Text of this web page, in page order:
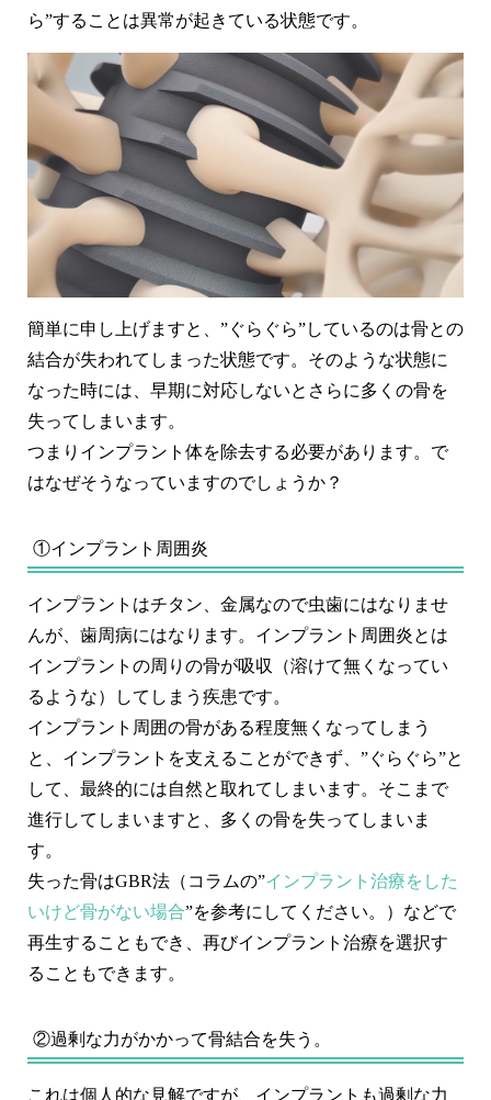
ら”することは異常が起きている状態です。
簡単に申し上げますと、”ぐらぐら”しているのは骨との
結合が失われてしまった状態です。そのような状態に
なった時には、早期に対応しないとさらに多くの骨を
失ってしまいます。
つまりインプラント体を除去する必要があります。で
はなぜそうなっていますのでしょうか？
①インプラント周囲炎
インプラントはチタン、金属なので虫歯にはなりませ
んが、歯周病にはなります。インプラント周囲炎とは
インプラントの周りの骨が吸収（溶けて無くなってい
るような）してしまう疾患です。
インプラント周囲の骨がある程度無くなってしまう
と、インプラントを支えることができず、”ぐらぐら”と
して、最終的には自然と取れてしまいます。そこまで
進行してしまいますと、多くの骨を失ってしまいま
す。
失った骨はGBR法（コラムの”インプラント治療をした
いけど骨がない場合”を参考にしてください。）などで
再生することもでき、再びインプラント治療を選択す
ることもできます。
②過剰な力がかかって骨結合を失う。
これは個人的な見解ですが、インプラントも過剰な力